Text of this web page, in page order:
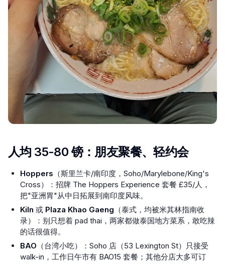
人均 35-80 镑：朋友聚餐、轻约会
Hoppers （斯里兰卡/南印度，Soho/Marylebone/King's
Cross）：招牌 The Hoppers Experience 套餐 £35/人，
把"亚洲胃"从中日拓展到南印度风味。
Kiln 或 Plaza Khao Gaeng （泰式，均被米其林指南收
录）：别只想着 pad thai，两家都做泰国地方菜系，敢吃辣
的话很值得。
BAO （台湾小吃）：Soho 店（53 Lexington St）只接受
walk-in，工作日午市有 BAO15 套餐；其他分店大多可订